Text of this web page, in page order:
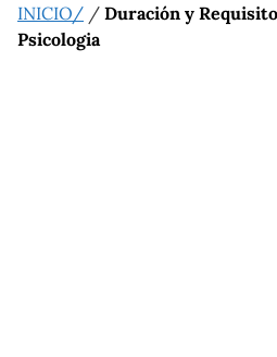
INICIO/ / Duración y
Psicologia